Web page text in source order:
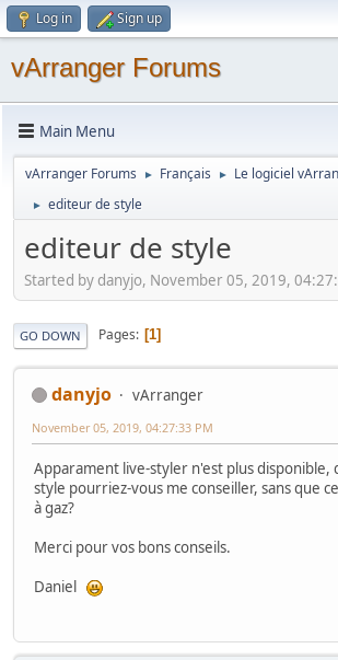
Log in Sign up
vArranger Forums
Main Menu
vArranger Forums ► Français ► Le logiciel
► editeur de style
editeur de style
Started by danyjo, November 05, 2019,
GO DOWN Pages 1
danyjo vArranger
November 05, 2019, 04:27:33 PM
Apparament live-styler n'est plus disponible,
style pourriez-vous me conseiller, sans que
à gaz?
Merci pour vos bons conseils.
Daniel